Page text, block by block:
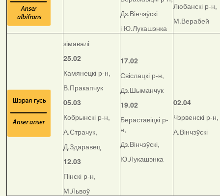
Дз.Вінчэўскі
і Ю.Лукашэнка
Любанскі р-н,
М.Верабей
зімавалі
25.02
Камянецкі р-н,
В.Пракапчук
05.03
Кобрынскі р-н,
А.Страчук,
Д.Здаравец
12.03
Пінскі р-н,
М.Львоў
17.02
Свіслацкі р-н,
Дз.Шыманчук
19.02
Бераставіцкі р-
н,
Дз.Вінчэўскі,
Ю.Лукашэнка
02.04
Чэрвенскі р-н,
А.Вінчэўскі